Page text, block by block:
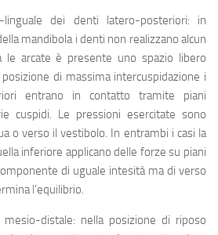
linguale dei denti latero-posteriori: in
mandibola i denti non realizzano alcun
le arcate è presente uno spazio libero
posizione di massima intercuspidazione i
entrano in contatto tramite piani
cuspidi. Le pressioni esercitate sono
o verso il vestibolo. In entrambi i casi la
inferiore applicano delle forze su piani
di uguale intesità ma di verso
l’equilibrio.
mesio-distale: nella posizione di riposo